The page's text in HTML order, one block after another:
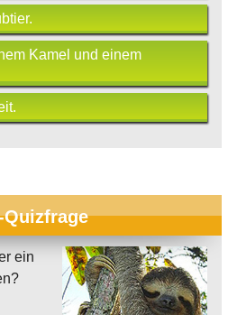
Kamel und einem
Quizfrage
ein